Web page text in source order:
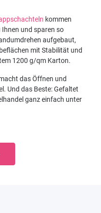
kommen
und sparen so
aufgebaut,
mit Stabilität und
1200 g/qm Karton.
das Öffnen und
Und das Beste: Gefaltet
ganz einfach unter